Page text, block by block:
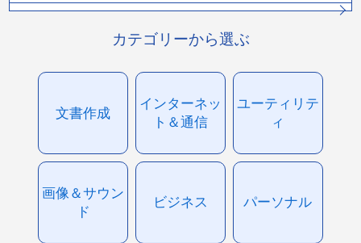
カテゴリーから選ぶ
文書作成
インターネッ
ト＆通信
ユーティリテ
ィ
画像＆サウン
ド
ビジネス パーソナル